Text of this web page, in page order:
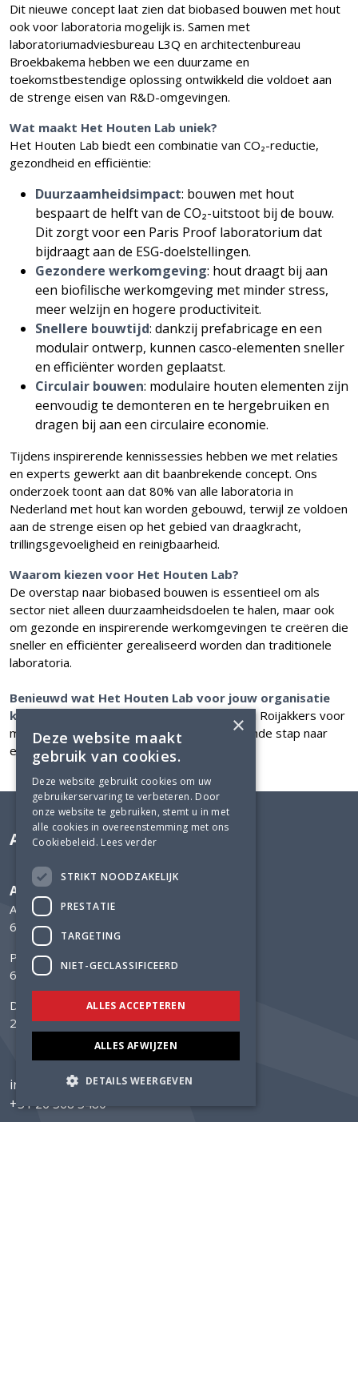
Dit nieuwe concept laat zien dat biobased bouwen met hout
ook voor laboratoria mogelijk is. Samen met
laboratoriumadviesbureau L3Q en architectenbureau
Broekbakema hebben we een duurzame en
toekomstbestendige oplossing ontwikkeld die voldoet aan
de strenge eisen van R&D-omgevingen.
Wat maakt Het Houten Lab uniek?
Het Houten Lab biedt een combinatie van CO₂-reductie,
gezondheid en efficiëntie:
Duurzaamheidsimpact: bouwen met hout
bespaart de helft van de CO₂-uitstoot bij de bouw.
Dit zorgt voor een Paris Proof laboratorium dat
bijdraagt aan de ESG-doelstellingen.
Gezondere werkomgeving: hout draagt bij aan
een biofilische werkomgeving met minder stress,
meer welzijn en hogere productiviteit.
Snellere bouwtijd: dankzij prefabricage en een
modulair ontwerp, kunnen casco-elementen sneller
en efficiënter worden geplaatst.
Circulair bouwen: modulaire houten elementen zijn
eenvoudig te demonteren en te hergebruiken en
dragen bij aan een circulaire economie.
Tijdens inspirerende kennissessies hebben we met relaties
en experts gewerkt aan dit baanbrekende concept. Ons
onderzoek toont aan dat 80% van alle laboratoria in
Nederland met hout kan worden gebouwd, terwijl ze voldoen
aan de strenge eisen op het gebied van draagkracht,
trillingsgevoeligheid en reinigbaarheid.
Waarom kiezen voor Het Houten Lab?
De overstap naar biobased bouwen is essentieel om als
sector niet alleen duurzaamheidsdoelen te halen, maar ook
om gezonde en inspirerende werkomgevingen te creëren die
sneller en efficiënter gerealiseerd worden dan traditionele
laboratoria.
Benieuwd wat Het Houten Lab voor jouw organisatie
kan betekenen?
Neem contact op met Rudi Roijakkers voor
meer informatie. Samen zetten we de volgende stap naar
een circulaire toekomst!
Adviesbureau Lüning
Adviesbureau Lüning
Arnhemsestraatweg 358
6881 NK Velp
Postbus 304
6800 AH Arnhem
Delftechpark 12
2628 XH Delft
info@luning.nl
+31 26 368 3480
×
Deze website maakt
gebruik van cookies.
Deze website gebruikt cookies om uw
gebruikerservaring te verbeteren. Door
onze website te gebruiken, stemt u in met
alle cookies in overeenstemming met ons
Cookiebeleid. Lees verder
STRIKT NOODZAKELIJK
PRESTATIE
TARGETING
NIET-GECLASSIFICEERD
ALLES ACCEPTEREN
ALLES AFWIJZEN
DETAILS WEERGEVEN